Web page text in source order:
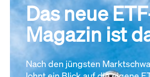
Das neue
Magazin ist
Nach den jüngsten